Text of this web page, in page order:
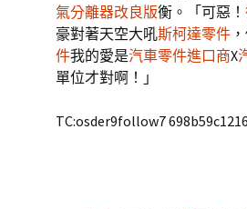
氣分離器改良版衡。「可惡！
豪對著天空大吼斯柯達零件
件我的愛是汽車零件進口商X
單位才對啊！」
TC:osder9follow7